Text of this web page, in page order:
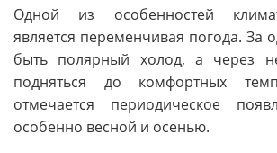
Одной из особенностей
является переменчивая погода. За
быть полярный холод, а через
подняться до комфортных
отмечается периодическое
особенно весной и осенью.